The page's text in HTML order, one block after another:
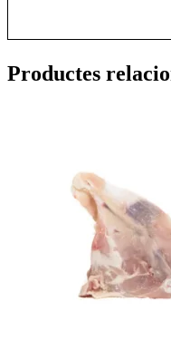
Productes